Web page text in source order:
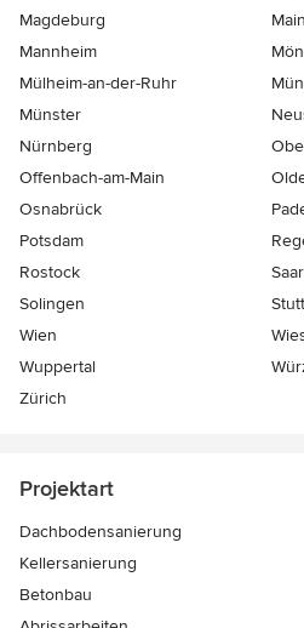
Magdeburg
Mannheim
Mülheim-an-der-Ruhr
Münster
Nürnberg
Offenbach-am-Main
Osnabrück
Potsdam
Rostock
Solingen
Wien
Wuppertal
Zürich
Projektart
Dachbodensanierung
Kellersanierung
Betonbau